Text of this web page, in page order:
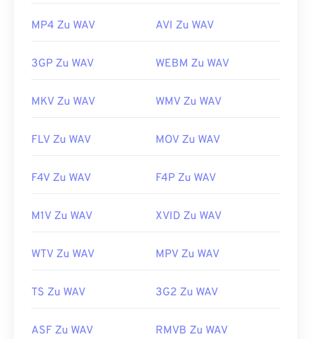
MP4 Zu WAV AVI Zu WAV
3GP Zu WAV WEBM Zu WAV
MKV Zu WAV WMV Zu WAV
FLV Zu WAV MOV Zu WAV
F4V Zu WAV F4P Zu WAV
M1V Zu WAV XVID Zu WAV
WTV Zu WAV MPV Zu WAV
TS Zu WAV 3G2 Zu WAV
ASF Zu WAV RMVB Zu WAV